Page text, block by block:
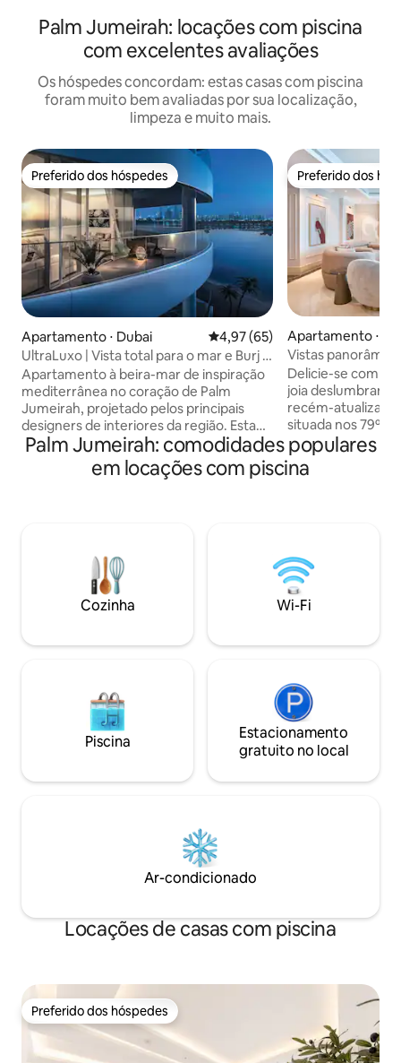
Palm Jumeirah: locações com piscina
com excelentes avaliações
Os hóspedes concordam: estas casas com piscina
foram muito bem avaliadas por sua localização,
limpeza e muito mais.
Preferido dos hóspedes
Preferido dos hóspedes
Apartamento ⋅ Dubai 4,97 de uma avaliação média
4,97 (65)
UltraLuxo | Vista total para o mar e Burj |
Praia privativa
Apartamento à beira-mar de inspiração
mediterrânea no coração de Palm
Jumeirah, projetado pelos principais
designers de interiores da região. Esta
residência espaçosa oferece vistas
deslumbrantes de 180 graus para o mar,
emolduradas por janelas do chão ao
ambiente de hotel cinco estrelas, com
uma academia de última geração, sauna,
uma espaçosa piscina ao ar livre e acesso
exclusivo à praia privativa.
Preferido dos
Preferido dos
Apartamento ⋅
Vistas
Cobertura duplex
Delicie-se com o
joia
recém-
situada nos 79º e
interiores amplos
pôr do sol, é o
momentos
cidade. Para
serviço de
disponível
pronto para
Palm Jumeirah: comodidades populares
em locações com piscina
Cozinha Wi-Fi
Piscina
Estacionamento
gratuito no local
Ar-condicionado
Locações de casas com piscina
Preferido dos hóspedes
Preferido dos hóspedes